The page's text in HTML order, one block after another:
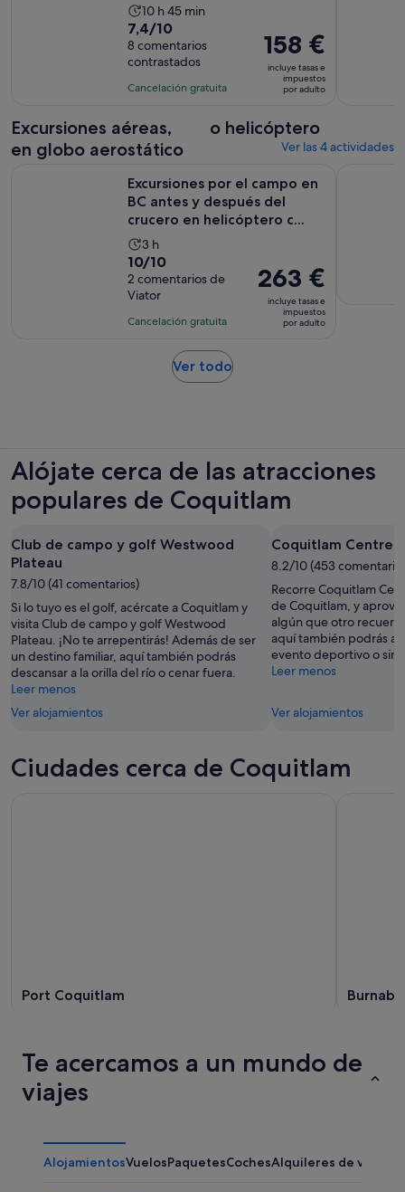
La
duración
de
la
actividad
de
10 horas
45 minutos
10 h 45 min
7.4
sobre
10
con
comentarios
7,4/10
8 comentarios
contrastados
Cancelación gratuita
El
precio
es
por
adulto
158 €
incluye tasas e
impuestos
por adulto
Excursiones aéreas,
en globo aerostático
o helicóptero
Ver las 4 actividades
Excursiones por el campo en
BC antes y después del
crucero en helicóptero c...
La
duración
de
la
actividad
3 horas
3 h
10.0
sobre
10
con
comentarios
10/10
2 comentarios de
Viator
Cancelación gratuita
El
precio
es
263 €
incluye tasas e
impuestos
por adulto
Ver todoSe
Alójate cerca de las atracciones
populares de Coquitlam
Club de campo y golf Westwood
Plateau
7.8/10 (41 comentarios)
Si lo tuyo es el golf, acércate a Coquitlam y
visita Club de campo y golf Westwood
Plateau. ¡No te arrepentirás! Además de ser
un destino familiar, aquí también podrás
descansar a la orilla del río o cenar fuera.
Leer menos
Ver alojamientos
Coquitlam Centre
8.2/10 (453
Recorre Coquitlam
de Coquitlam, y
algún que otro
aquí también podrás
evento deportivo o
Leer menos
Ver alojamientos
Ciudades cerca de Coquitlam
Port Coquitlam Burnaby
Te acercamos a un mundo de
viajes
AlojamientosVuelosPaquetesCochesAlquileres de